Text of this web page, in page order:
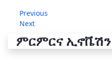
Previous
Next
ምርምርና ኢኖቬሽን